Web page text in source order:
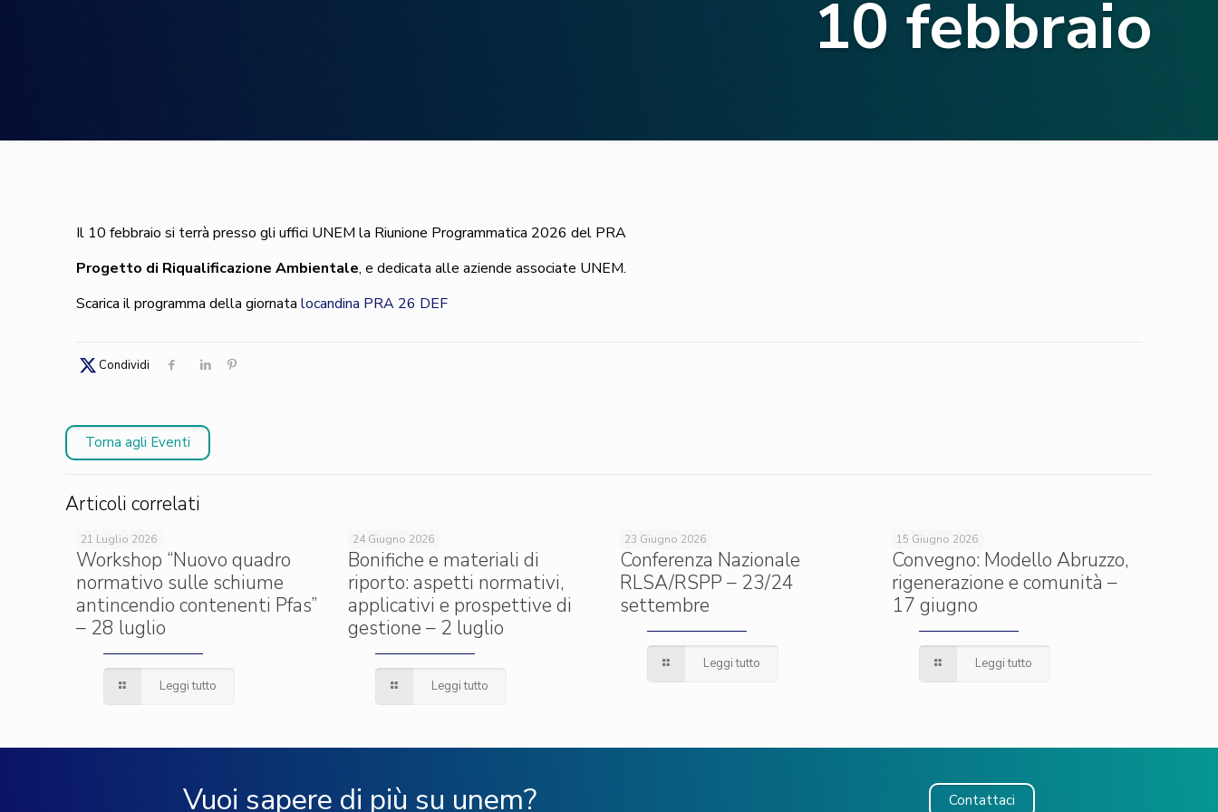
10 febbraio
Il 10 febbraio si terrà presso gli uffici UNEM la Riunione Programmatica 2026 del PRA
Progetto di Riqualificazione Ambientale, e dedicata alle aziende associate UNEM.
Scarica il programma della giornata locandina PRA 26 DEF
Condividi
Torna agli Eventi
Articoli correlati
21 Luglio 2026
Workshop “Nuovo quadro
normativo sulle schiume
antincendio contenenti Pfas”
– 28 luglio
Leggi tutto
24 Giugno 2026
Bonifiche e materiali di
riporto: aspetti normativi,
applicativi e prospettive di
gestione – 2 luglio
Leggi tutto
23 Giugno 2026
Conferenza Nazionale
RLSA/RSPP – 23/24
settembre
Leggi tutto
15 Giugno 2026
Convegno: Modello Abruzzo,
rigenerazione e comunità –
17 giugno
Leggi tutto
Vuoi sapere di più su unem? Contattaci